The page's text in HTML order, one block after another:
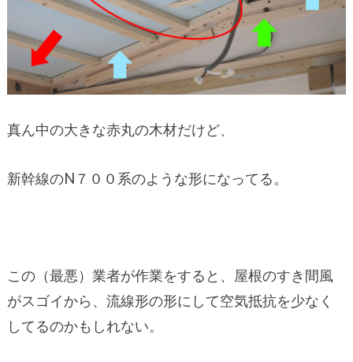
真ん中の大きな赤丸の木材だけど、
新幹線のN７００系のような形になってる。
この（最悪）業者が作業をすると、屋根のすき間風
がスゴイから、流線形の形にして空気抵抗を少なく
してるのかもしれない。